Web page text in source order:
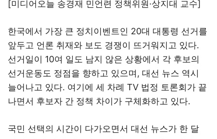
[미디어오늘 송경재 민언련 정책위원·상지대 교수]
한국에서 가장 큰 정치이벤트인 20대 대통령 선거를
앞두고 언론 취재와 보도 경쟁이 뜨거워지고 있다.
선거일이 10여 일도 남지 않은 상황에서 각 후보의
선거운동도 정점을 향하고 있으며, 대선 뉴스 역시
늘어나고 있다. 여기에 세 차례 TV 법정 토론회가 끝
나면서 후보자 간 정책 차이가 구체화하고 있다.
국민 선택의 시간이 다가오면서 대선 뉴스가 한 달